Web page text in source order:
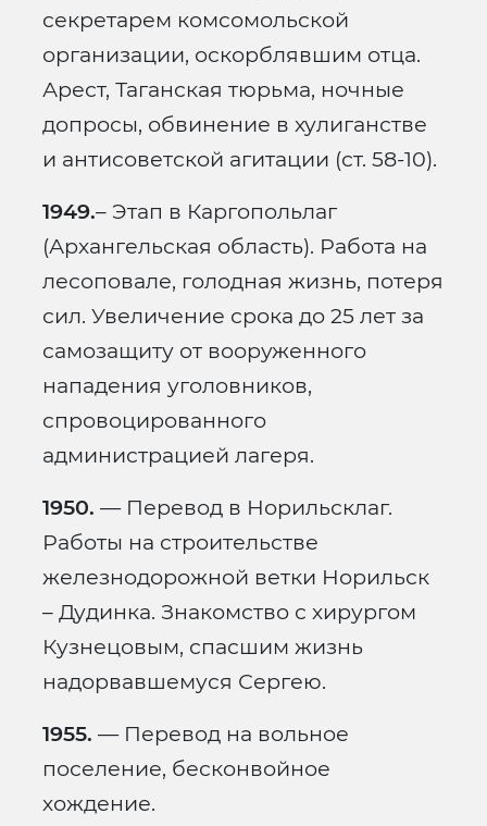
секретарем комсомольской
организации, оскорблявшим отца.
Арест, Таганская тюрьма, ночные
допросы, обвинение в хулиганстве
и антисоветской агитации (ст. 58-10).
1949.– Этап в Каргопольлаг
(Архангельская область). Работа на
лесоповале, голодная жизнь, потеря
сил. Увеличение срока до 25 лет за
самозащиту от вооруженного
нападения уголовников,
спровоцированного
администрацией лагеря.
1950. — Перевод в Норильсклаг.
Работы на строительстве
железнодорожной ветки Норильск
– Дудинка. Знакомство с хирургом
Кузнецовым, спасшим жизнь
надорвавшемуся Сергею.
1955. — Перевод на вольное
поселение, бесконвойное
хождение.